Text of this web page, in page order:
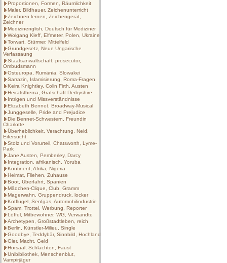
Proportionen, Formen, Räumlichkeit
Maler, Bildhauer, Zeichenunterricht
Zeichnen lernen, Zeichengerät,
Zeichner
Medizinenglish, Deutsch für Mediziner
Wolgang Kleff, Elfmeter, Polen, Ukraine
Torwart, Stürmer, Mittelfeld
Grundgesetz, Neue Ungarische
Verfassaung
Staatsanwaltschaft, prosecutor,
Ombudsmann
Osteuropa, Rumänia, Slowakei
Sarrazin, Islamisierung, Roma-Fragen
Keira Knightley, Colin Firth, Austen
Heiratsthema, Grafschaft Derbyshire
Intrigen und Missverständnisse
Elizabeth Bennet, Broadway-Musical
Junggeselle, Pride and Prejudice
Die Bennet-Schwestern, Freundin
Charlotte
Überheblichkeit, Verachtung, Neid,
Eifersucht
Stolz und Vorurteil, Chatsworth, Lyme-
Park
Jane Austen, Pemberley, Darcy
Integration, afrikanisch, Yoruba
Kontinent, Afrika, Nigeria
Heimat, Fliehen, Zuhause
Boot, Überfahrt, Spanien
Mädchen-Clique, Club, Gramm
Magerwahn, Gruppendruck, locker
Kotflügel, Senfgas, Automobilindustrie
Spam, Trottel, Werbung, Reporter
Löffel, Mitbewohner, WG, Verwandte
Archetypen, Großstadtleben, reich
Berlin, Künstler-Milieu, Single
Goodbye, Teddybär, Sinnbild, Hochland
Gier, Macht, Geld
Hörsaal, Schlachten, Faust
Unibibliothek, Menschenblut,
Vampirjäger